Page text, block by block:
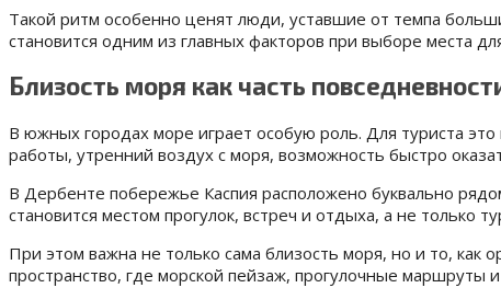
Такой ритм особенно ценят люди, уставшие от темпа
становится одним из главных факторов при выборе места
Близость моря как часть
В южных городах море играет особую роль. Для туриста
работы, утренний воздух с моря, возможность быстро
В Дербенте побережье Каспия расположено буквально
становится местом прогулок, встреч и отдыха, а не только
При этом важна не только сама близость моря, но и то, как
пространство, где морской пейзаж, прогулочные маршруты